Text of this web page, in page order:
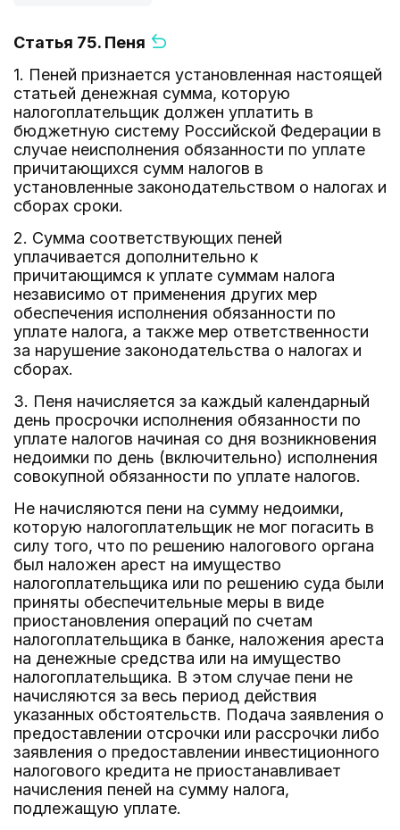
Статья 75. Пеня
1. Пеней признается установленная настоящей
статьей денежная сумма, которую
налогоплательщик должен уплатить в
бюджетную систему Российской Федерации в
случае неисполнения обязанности по уплате
причитающихся сумм налогов в
установленные законодательством о налогах и
сборах сроки.
2. Сумма соответствующих пеней
уплачивается дополнительно к
причитающимся к уплате суммам налога
независимо от применения других мер
обеспечения исполнения обязанности по
уплате налога, а также мер ответственности
за нарушение законодательства о налогах и
сборах.
3. Пеня начисляется за каждый календарный
день просрочки исполнения обязанности по
уплате налогов начиная со дня возникновения
недоимки по день (включительно) исполнения
совокупной обязанности по уплате налогов.
Не начисляются пени на сумму недоимки,
которую налогоплательщик не мог погасить в
силу того, что по решению налогового органа
был наложен арест на имущество
налогоплательщика или по решению суда были
приняты обеспечительные меры в виде
приостановления операций по счетам
налогоплательщика в банке, наложения ареста
на денежные средства или на имущество
налогоплательщика. В этом случае пени не
начисляются за весь период действия
указанных обстоятельств. Подача заявления о
предоставлении отсрочки или рассрочки либо
заявления о предоставлении инвестиционного
налогового кредита не приостанавливает
начисления пеней на сумму налога,
подлежащую уплате.